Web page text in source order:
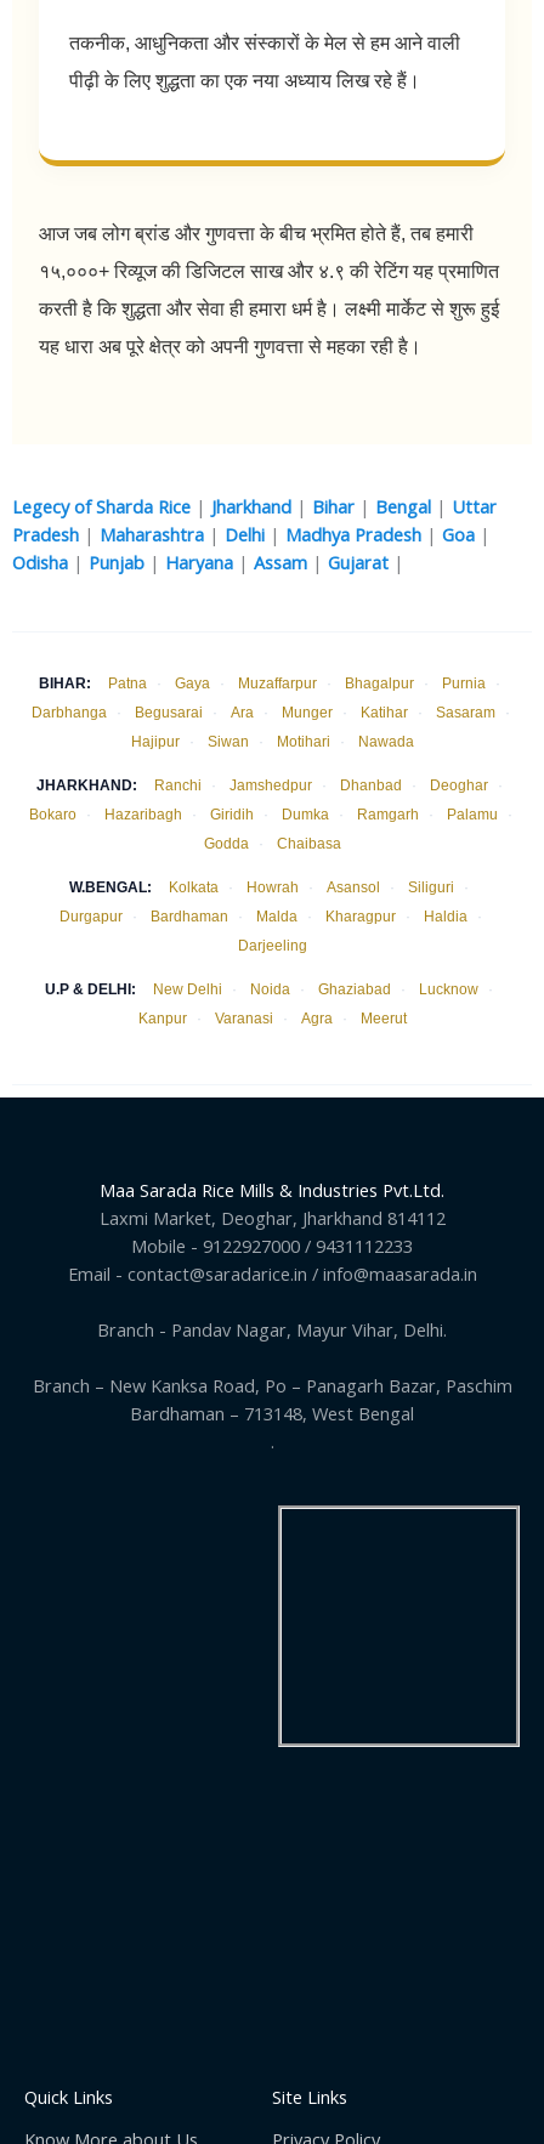
तकनीक, आधुनिकता और संस्कारों के मेल से हम आने वाली
पीढ़ी के लिए शुद्धता का एक नया अध्याय लिख रहे हैं।
आज जब लोग ब्रांड और गुणवत्ता के बीच भ्रमित होते हैं, तब हमारी
१५,०००+ रिव्यूज की डिजिटल साख और ४.९ की रेटिंग यह प्रमाणित
करती है कि शुद्धता और सेवा ही हमारा धर्म है। लक्ष्मी मार्केट से शुरू हुई
यह धारा अब पूरे क्षेत्र को अपनी गुणवत्ता से महका रही है।
Legecy of Sharda Rice | Jharkhand | Bihar | Bengal | Uttar
Pradesh | Maharashtra | Delhi | Madhya Pradesh | Goa |
Odisha | Punjab | Haryana | Assam | Gujarat |
BIHAR: Patna · Gaya · Muzaffarpur · Bhagalpur · Purnia
·
Darbhanga
· Begusarai · Ara · Munger · Katihar · Sasaram
·
Hajipur
· Siwan · Motihari · Nawada
JHARKHAND: Ranchi · Jamshedpur · Dhanbad · Deoghar
·
Bokaro
· Hazaribagh · Giridih · Dumka · Ramgarh · Palamu
·
Godda
· Chaibasa
W.BENGAL: Kolkata · Howrah · Asansol · Siliguri
·
Durgapur
· Bardhaman · Malda · Kharagpur · Haldia
·
Darjeeling
U.P & DELHI: New Delhi · Noida · Ghaziabad · Lucknow
·
Kanpur
· Varanasi · Agra · Meerut
Maa Sarada Rice Mills & Industries Pvt.Ltd.
Laxmi Market, Deoghar, Jharkhand 814112
Mobile - 9122927000 / 9431112233
Email - contact@saradarice.in / info@maasarada.in
Branch - Pandav Nagar, Mayur Vihar, Delhi.
Branch – New Kanksa Road, Po – Panagarh Bazar, Paschim
Bardhaman – 713148, West Bengal
.
Quick Links
Know More about Us
Site Links
Privacy Policy